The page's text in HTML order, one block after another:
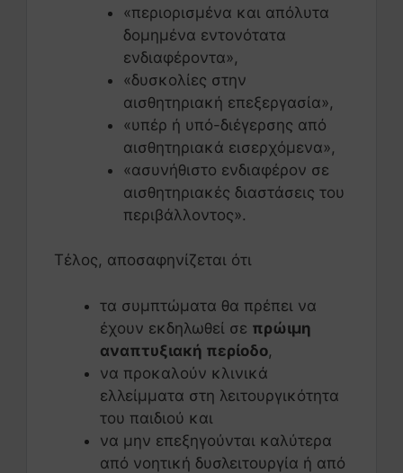
«περιορισμένα και απόλυτα
δομημένα εντονότατα
ενδιαφέροντα»,
«δυσκολίες στην
αισθητηριακή επεξεργασία»,
«υπέρ ή υπό-διέγερσης από
αισθητηριακά εισερχόμενα»,
«ασυνήθιστο ενδιαφέρον σε
αισθητηριακές διαστάσεις του
περιβάλλοντος».
Τέλος, αποσαφηνίζεται ότι
τα συμπτώματα θα πρέπει να
έχουν εκδηλωθεί σε πρώιμη
αναπτυξιακή περίοδο,
να προκαλούν κλινικά
ελλείμματα στη λειτουργικότητα
του παιδιού και
να μην επεξηγούνται καλύτερα
από νοητική δυσλειτουργία ή από